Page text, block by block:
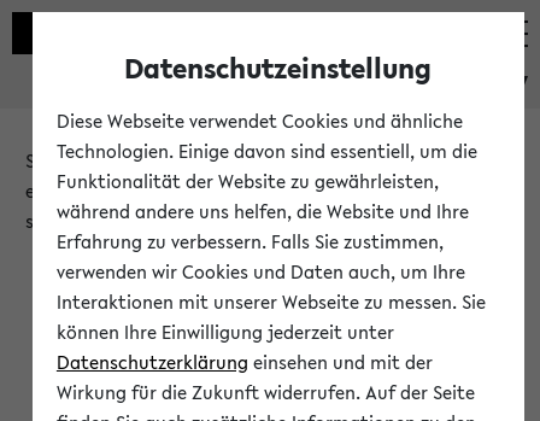
eKVV
Sie möchten auf eine eKVV Funktion zugreifen, die Ihnen
erst nach einer Anmeldung am System zur Verfügung
steht.
Bitte melden Sie sich an:
Anmeldung am eKVV
Datenschutzeinstellung
Diese Webseite verwendet Cookies und ähnliche
Technologien. Einige davon sind essentiell, um die
Funktionalität der Website zu gewährleisten,
während andere uns helfen, die Website und Ihre
Erfahrung zu verbessern. Falls Sie zustimmen,
verwenden wir Cookies und Daten auch, um Ihre
Interaktionen mit unserer Webseite zu messen. Sie
können Ihre Einwilligung jederzeit unter
Datenschutzerklärung einsehen und mit der
Wirkung für die Zukunft widerrufen. Auf der Seite